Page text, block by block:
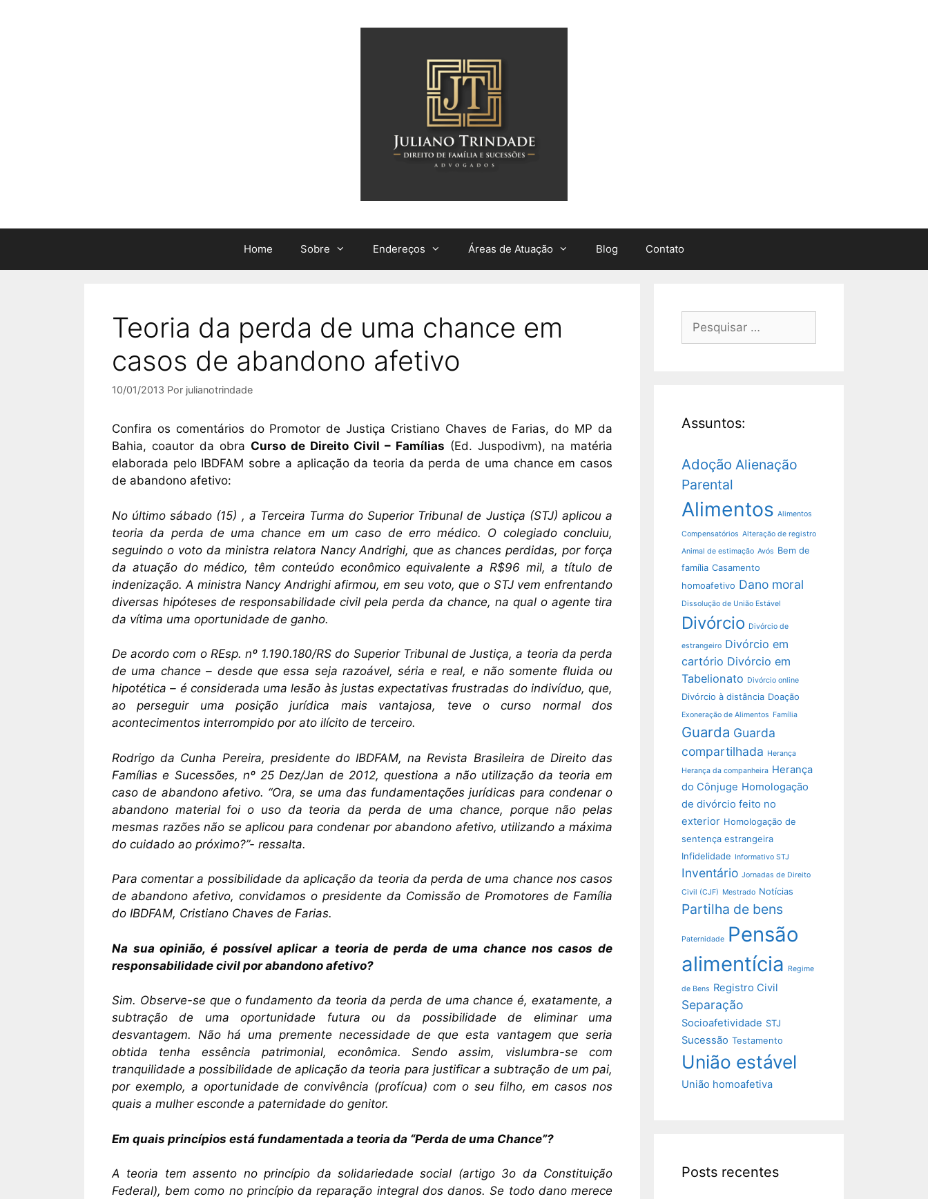
Home Sobre Endereços Áreas de Atuação Blog Contato
Teoria da perda de uma chance em
casos de abandono afetivo
10/01/2013 Por julianotrindade
Confira os comentários do Promotor de Justiça Cristiano Chaves de Farias, do MP da
Bahia, coautor da obra Curso de Direito Civil – Famílias (Ed. Juspodivm), na matéria
elaborada pelo IBDFAM sobre a aplicação da teoria da perda de uma chance em casos
de abandono afetivo:
No último sábado (15) , a Terceira Turma do Superior Tribunal de Justiça (STJ) aplicou a
teoria da perda de uma chance em um caso de erro médico. O colegiado concluiu,
seguindo o voto da ministra relatora Nancy Andrighi, que as chances perdidas, por força
da atuação do médico, têm conteúdo econômico equivalente a R$96 mil, a título de
indenização. A ministra Nancy Andrighi afirmou, em seu voto, que o STJ vem enfrentando
diversas hipóteses de responsabilidade civil pela perda da chance, na qual o agente tira
da vítima uma oportunidade de ganho.
De acordo com o REsp. nº 1.190.180/RS do Superior Tribunal de Justiça, a teoria da perda
de uma chance – desde que essa seja razoável, séria e real, e não somente fluida ou
hipotética – é considerada uma lesão às justas expectativas frustradas do indivíduo, que,
ao perseguir uma posição jurídica mais vantajosa, teve o curso normal dos
acontecimentos interrompido por ato ilícito de terceiro.
Rodrigo da Cunha Pereira, presidente do IBDFAM, na Revista Brasileira de Direito das
Famílias e Sucessões, nº 25 Dez/Jan de 2012, questiona a não utilização da teoria em
caso de abandono afetivo. “Ora, se uma das fundamentações jurídicas para condenar o
abandono material foi o uso da teoria da perda de uma chance, porque não pelas
mesmas razões não se aplicou para condenar por abandono afetivo, utilizando a máxima
do cuidado ao próximo?”- ressalta.
Para comentar a possibilidade da aplicação da teoria da perda de uma chance nos casos
de abandono afetivo, convidamos o presidente da Comissão de Promotores de Família
do IBDFAM, Cristiano Chaves de Farias.
Na sua opinião, é possível aplicar a teoria de perda de uma chance nos casos de
responsabilidade civil por abandono afetivo?
Sim. Observe-se que o fundamento da teoria da perda de uma chance é, exatamente, a
subtração de uma oportunidade futura ou da possibilidade de eliminar uma
desvantagem. Não há uma premente necessidade de que esta vantagem que seria
obtida tenha essência patrimonial, econômica. Sendo assim, vislumbra-se com
tranquilidade a possibilidade de aplicação da teoria para justificar a subtração de um pai,
por exemplo, a oportunidade de convivência (profícua) com o seu filho, em casos nos
quais a mulher esconde a paternidade do genitor.
Em quais princípios está fundamentada a teoria da “Perda de uma Chance”?
A teoria tem assento no princípio da solidariedade social (artigo 3o da Constituição
Federal), bem como no princípio da reparação integral dos danos. Se todo dano merece
Assuntos:
Adoção Alienação
Parental
Alimentos Alimentos
Compensatórios Alteração de registro
Animal de estimação Avós Bem de
família Casamento
homoafetivo Dano moral
Dissolução de União Estável
Divórcio Divórcio de
estrangeiro Divórcio em
cartório Divórcio em
Tabelionato Divórcio online
Divórcio à distância Doação
Exoneração de Alimentos Família
Guarda Guarda
compartilhada Herança
Herança da companheira Herança
do Cônjuge Homologação
de divórcio feito no
exterior Homologação de
sentença estrangeira
Infidelidade Informativo STJ
Inventário Jornadas de Direito
Civil (CJF) Mestrado Notícias
Partilha de bens
Paternidade Pensão
alimentícia
Regime
de Bens Registro Civil
Separação
Socioafetividade STJ
Sucessão Testamento
União estável
União homoafetiva
Posts recentes